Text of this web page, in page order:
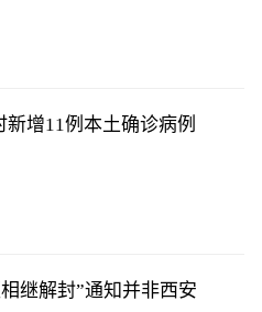
增11例本土确诊病例
继解封”通知并非西安